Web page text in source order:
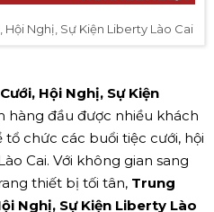
Hội Nghị, Sự Kiện Liberty Lào Cai
Hội Nghị, Sự Kiện
hàng đầu được nhiều khách
chức các buổi tiệc cưới, hội
Cai. Với không gian sang
thiết bị tối tân, Trung
Nghị, Sự Kiện Liberty Lào